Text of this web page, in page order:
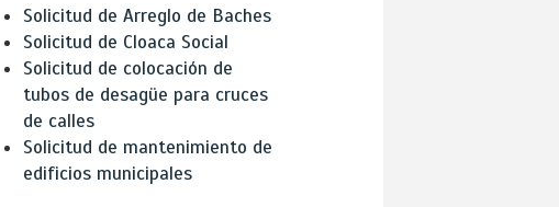
Solicitud de Arreglo de Baches
Solicitud de Cloaca Social
Solicitud de colocación de
tubos de desagüe para cruces
de calles
Solicitud de mantenimiento de
edificios municipales